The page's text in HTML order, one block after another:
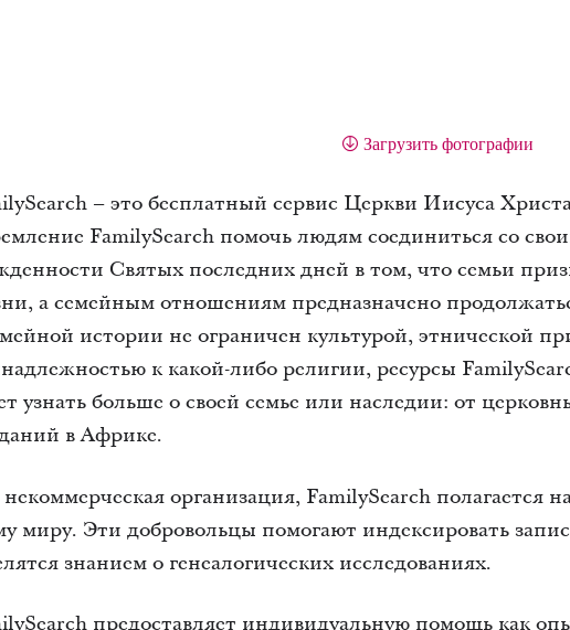
Загрузить фотографии
– это бесплатный сервис Церкви Иисуса
FamilySearch помочь людям соединиться со
Святых последних дней в том, что семьи
а семейным отношениям предназначено
истории не ограничен культурой, этнической
к какой-либо религии, ресурсы
узнать больше о своей семье или наследии: от
в Африке.
организация, FamilySearch полагается
миру. Эти добровольцы помогают индексировать
знанием о генеалогических исследованиях.
предоставляет индивидуальную помощь как